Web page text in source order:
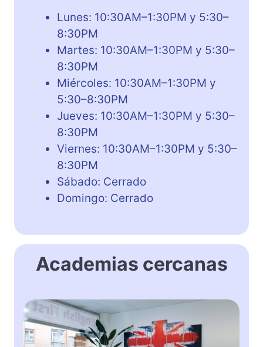
Lunes: 10:30AM–1:30PM y 5:30–
8:30PM
Martes: 10:30AM–1:30PM y 5:30–
8:30PM
Miércoles: 10:30AM–1:30PM y
5:30–8:30PM
Jueves: 10:30AM–1:30PM y 5:30–
8:30PM
Viernes: 10:30AM–1:30PM y 5:30–
8:30PM
Sábado: Cerrado
Domingo: Cerrado
Academias cercanas
E
n
g